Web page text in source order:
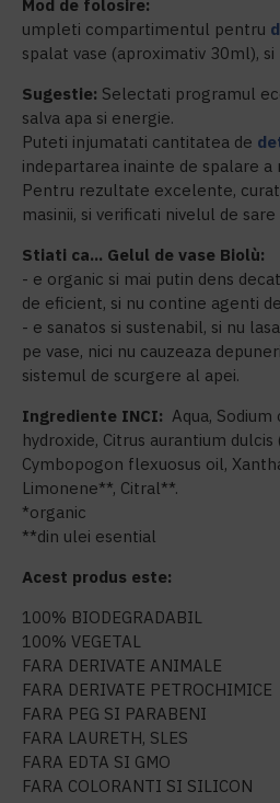
Mod de folosire:
umpleti compartimentul pentru
spalat vase (aproximativ 30ml),
Sugestie: Selectati programul
salva apa si energie.
Puteti injumatati cantitatea de
indepartarea inainte de spalare
Pentru rezultate excelente,
masinii, si verificati nivelul de
Stiati ca... Gelul de vase Biolù:
- e organic si mai putin dens
de eficient, si nu contine agenti
- e sanatos si sustenabil, si nu
pe vase, nici nu cauzeaza
sistemul de scurgere al apei.
Ingrediente INCI: Aqua,
hydroxide, Citrus aurantium
Cymbopogon flexuosus oil,
Limonene**, Citral**.
*organic
**din ulei esential
Acest produs este:
100% BIODEGRADABIL
100% VEGETAL
FARA DERIVATE ANIMALE
FARA DERIVATE PETROCHIMICE
FARA PEG SI PARABENI
FARA LAURETH, SLES
FARA EDTA SI GMO
FARA COLORANTI SI SILICON